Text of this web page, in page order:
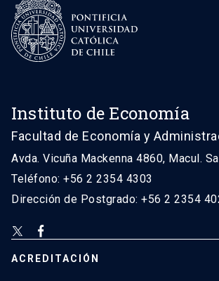
Instituto de Economía
Facultad de Economía y
Avda. Vicuña Mackenna 4860, Macul.
Teléfono: +56 2 2354 4303
Dirección de Postgrado: +56 2 2354
ACREDITACIÓN